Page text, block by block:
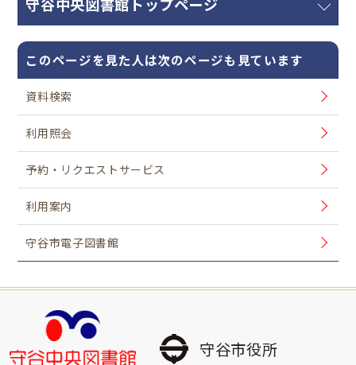
このページを見た人は次のページも見ています
資料検索
利用照会
予約・リクエストサービス
利用案内
守谷市電子図書館
守谷市役所